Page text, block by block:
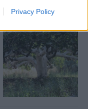
Privacy Policy